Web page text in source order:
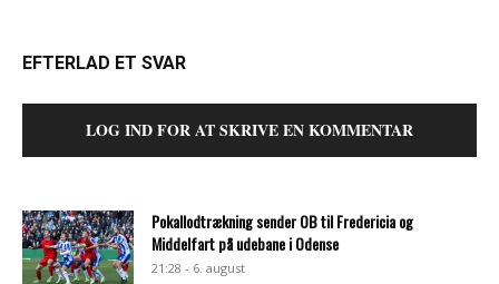
EFTERLAD ET SVAR
LOG IND FOR AT SKRIVE EN KOMMENTAR
Pokallodtrækning sender OB til Fredericia og
Middelfart på udebane i Odense
21:28 - 6. august